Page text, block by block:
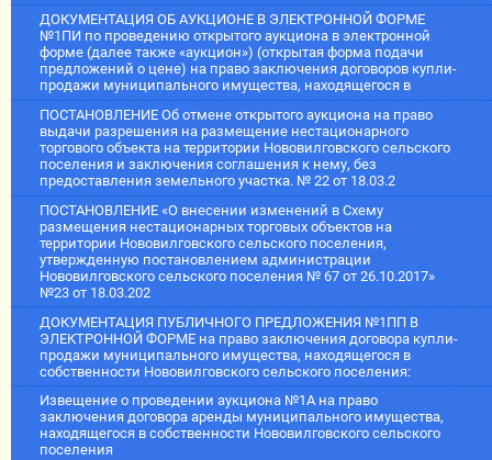
ДОКУМЕНТАЦИЯ ОБ АУКЦИОНЕ В ЭЛЕКТРОННОЙ ФОРМЕ
№1ПИ по проведению открытого аукциона в электронной
форме (далее также «аукцион») (открытая форма подачи
предложений о цене) на право заключения договоров купли-
продажи муниципального имущества, находящегося в
ПОСТАНОВЛЕНИЕ Об отмене открытого аукциона на право
выдачи разрешения на размещение нестационарного
торгового объекта на территории Нововилговского сельского
поселения и заключения соглашения к нему, без
предоставления земельного участка. № 22 от 18.03.2
ПОСТАНОВЛЕНИЕ «О внесении изменений в Схему
размещения нестационарных торговых объектов на
территории Нововилговского сельского поселения,
утвержденную постановлением администрации
Нововилговского сельского поселения № 67 от 26.10.2017»
№23 от 18.03.202
ДОКУМЕНТАЦИЯ ПУБЛИЧНОГО ПРЕДЛОЖЕНИЯ №1ПП В
ЭЛЕКТРОННОЙ ФОРМЕ на право заключения договора купли-
продажи муниципального имущества, находящегося в
собственности Нововилговского сельского поселения:
Извещение о проведении аукциона №1А на право
заключения договора аренды муниципального имущества,
находящегося в собственности Нововилговского сельского
поселения